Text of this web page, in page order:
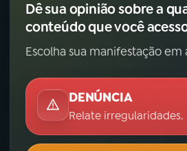
Dê sua opinião sobre a
conteúdo que você
Escolha sua manifestação
DENÚNCIA
Relate irregularidades.